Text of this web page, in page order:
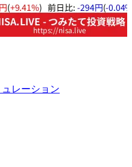
レーション